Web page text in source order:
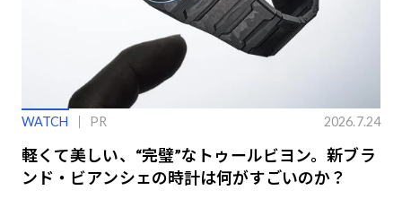
WATCH PR 2026.7.24
軽くて美しい、“完璧”なトゥールビヨン。新ブラ
ンド・ビアンシェの時計は何がすごいのか？